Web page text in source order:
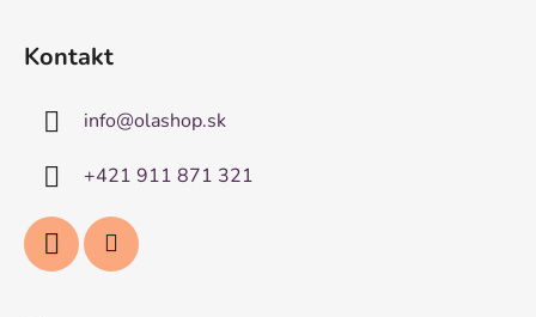
Kontakt
info@olashop.sk
+421 911 871 321